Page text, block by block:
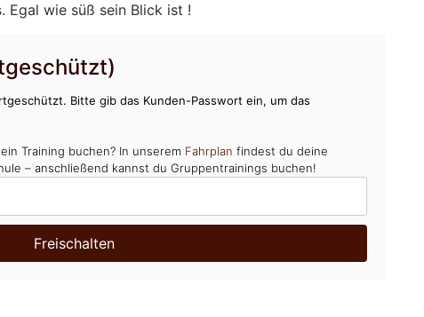
Egal wie süß sein Blick ist !
Bitte gib das Kunden-Passwort ein, um das
Training buchen? In unserem Fahrplan findest du deine
– anschließend kannst du Gruppentrainings buchen!
Freischalten